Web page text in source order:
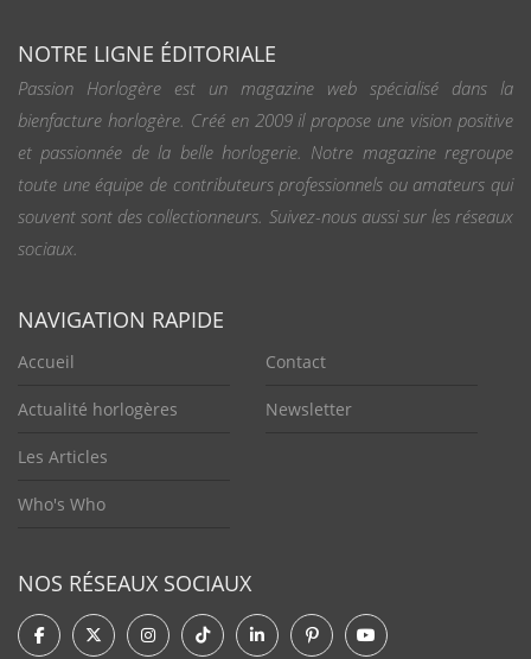
NOTRE LIGNE ÉDITORIALE
Passion Horlogère est un magazine web spécialisé dans la
bienfacture horlogère. Créé en 2009 il propose une vision positive
et passionnée de la belle horlogerie. Notre magazine regroupe
toute une équipe de contributeurs professionnels ou amateurs qui
souvent sont des collectionneurs. Suivez-nous aussi sur les réseaux
sociaux.
NAVIGATION RAPIDE
Accueil
Actualité horlogères
Les Articles
Who's Who
Contact
Newsletter
NOS RÉSEAUX SOCIAUX